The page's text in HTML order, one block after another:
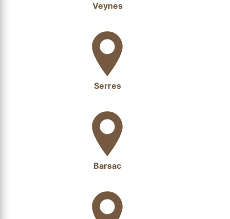
Veynes
Serres
Barsac